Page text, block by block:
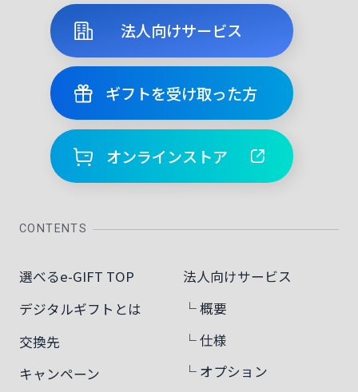
法人向けサービス
ギフトを受け取った方
オンラインストア
CONTENTS
選べるe-GIFT TOP
デジタルギフトとは
交換先
キャンペーン
法人向けサービス
└ 概要
└ 仕様
└ オプション